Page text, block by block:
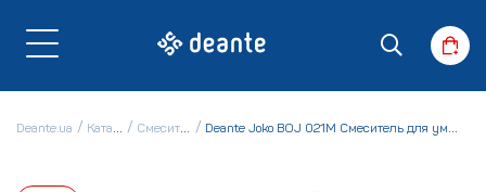
Deante.ua Каталог Смесители Deante Joko BOJ 021M Смеситель для умывальника